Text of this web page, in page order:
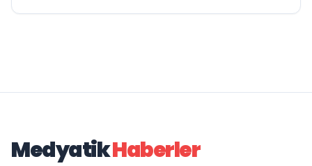
MedyatikHaberler